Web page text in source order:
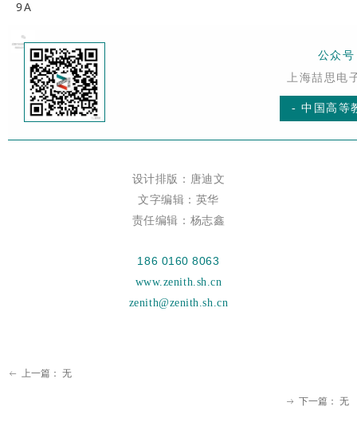
9A
公众
上海喆思电
- 中国高等
设计排版：唐迪文
文字编辑：英华
责任编辑：杨志鑫
186 0160 8063
www.zenith.sh.cn
zenith@zenith.sh.cn
ꂃ 上一篇： 无
ꁹ 下一篇： 无